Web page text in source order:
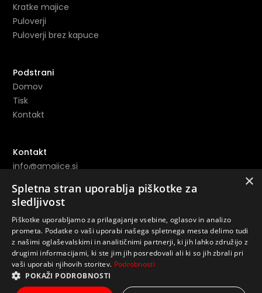
Kratke majice
Puloverji
Puloverji brez kapuce
Podstrani
Domov
Tisk
Kontakt
Kontakt
info@amajice.si
Povezave
Instagram ->
Youtube ->
×
Spletna stran uporablja piškotke za
sledljivost
Piškotke uporabljamo za prilagajanje vsebine, oglasov in analizo
prometa. Podatke o vaši uporabi našega spletnega mesta delimo tudi
z našimi oglaševalskimi in analitičnimi partnerji, ki jih lahko združijo z
drugimi informacijami, ki ste jim jih posredovali ali ki so jih zbrali pri
vaši uporabi njihovih storitev. Podrobnosti
POKAŽI PODROBNOSTI